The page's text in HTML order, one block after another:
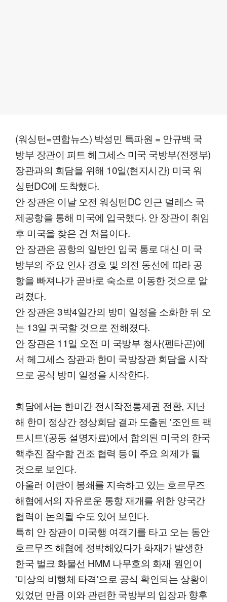
(워싱턴=연합뉴스) 박성민 특파원 = 안규백 국
방부 장관이 피트 헤그세스 미국 국방부(전쟁부)
장관과의 회담을 위해 10일(현지시간) 미국 워
싱턴DC에 도착했다.
안 장관은 이날 오전 워싱턴DC 인근 덜레스 국
제공항을 통해 미국에 입국했다. 안 장관이 취임
후 미국을 찾은 건 처음이다.
안 장관은 공항의 일반인 입국 통로 대신 미 국
방부의 주요 인사 경호 및 의전 동선에 따라 공
항을 빠져나가 곧바로 숙소로 이동한 것으로 알
려졌다.
안 장관은 3박4일간의 방미 일정을 소화한 뒤 오
는 13일 귀국할 것으로 전해졌다.
안 장관은 11일 오전 미 국방부 청사(펜타곤)에
서 헤그세스 장관과 한미 국방장관 회담을 시작
으로 공식 방미 일정을 시작한다.
회담에서는 한미간 전시작전통제권 전환, 지난
해 한미 정상간 정상회담 결과 도출된 '조인트 팩
트시트'(공동 설명자료)에서 합의된 미국의 한국
핵추진 잠수함 건조 협력 등이 주요 의제가 될
것으로 보인다.
아울러 이란이 봉쇄를 지속하고 있는 호르무즈
해협에서의 자유로운 통항 재개를 위한 양국간
협력이 논의될 수도 있어 보인다.
특히 안 장관이 미국행 여객기를 타고 오는 동안
호르무즈 해협에 정박해있다가 화재가 발생한
한국 벌크 화물선 HMM 나무호의 화재 원인이
'미상의 비행체 타격'으로 공식 확인되는 상황이
있었던 만큼 이와 관련한 국방부의 입장과 향후